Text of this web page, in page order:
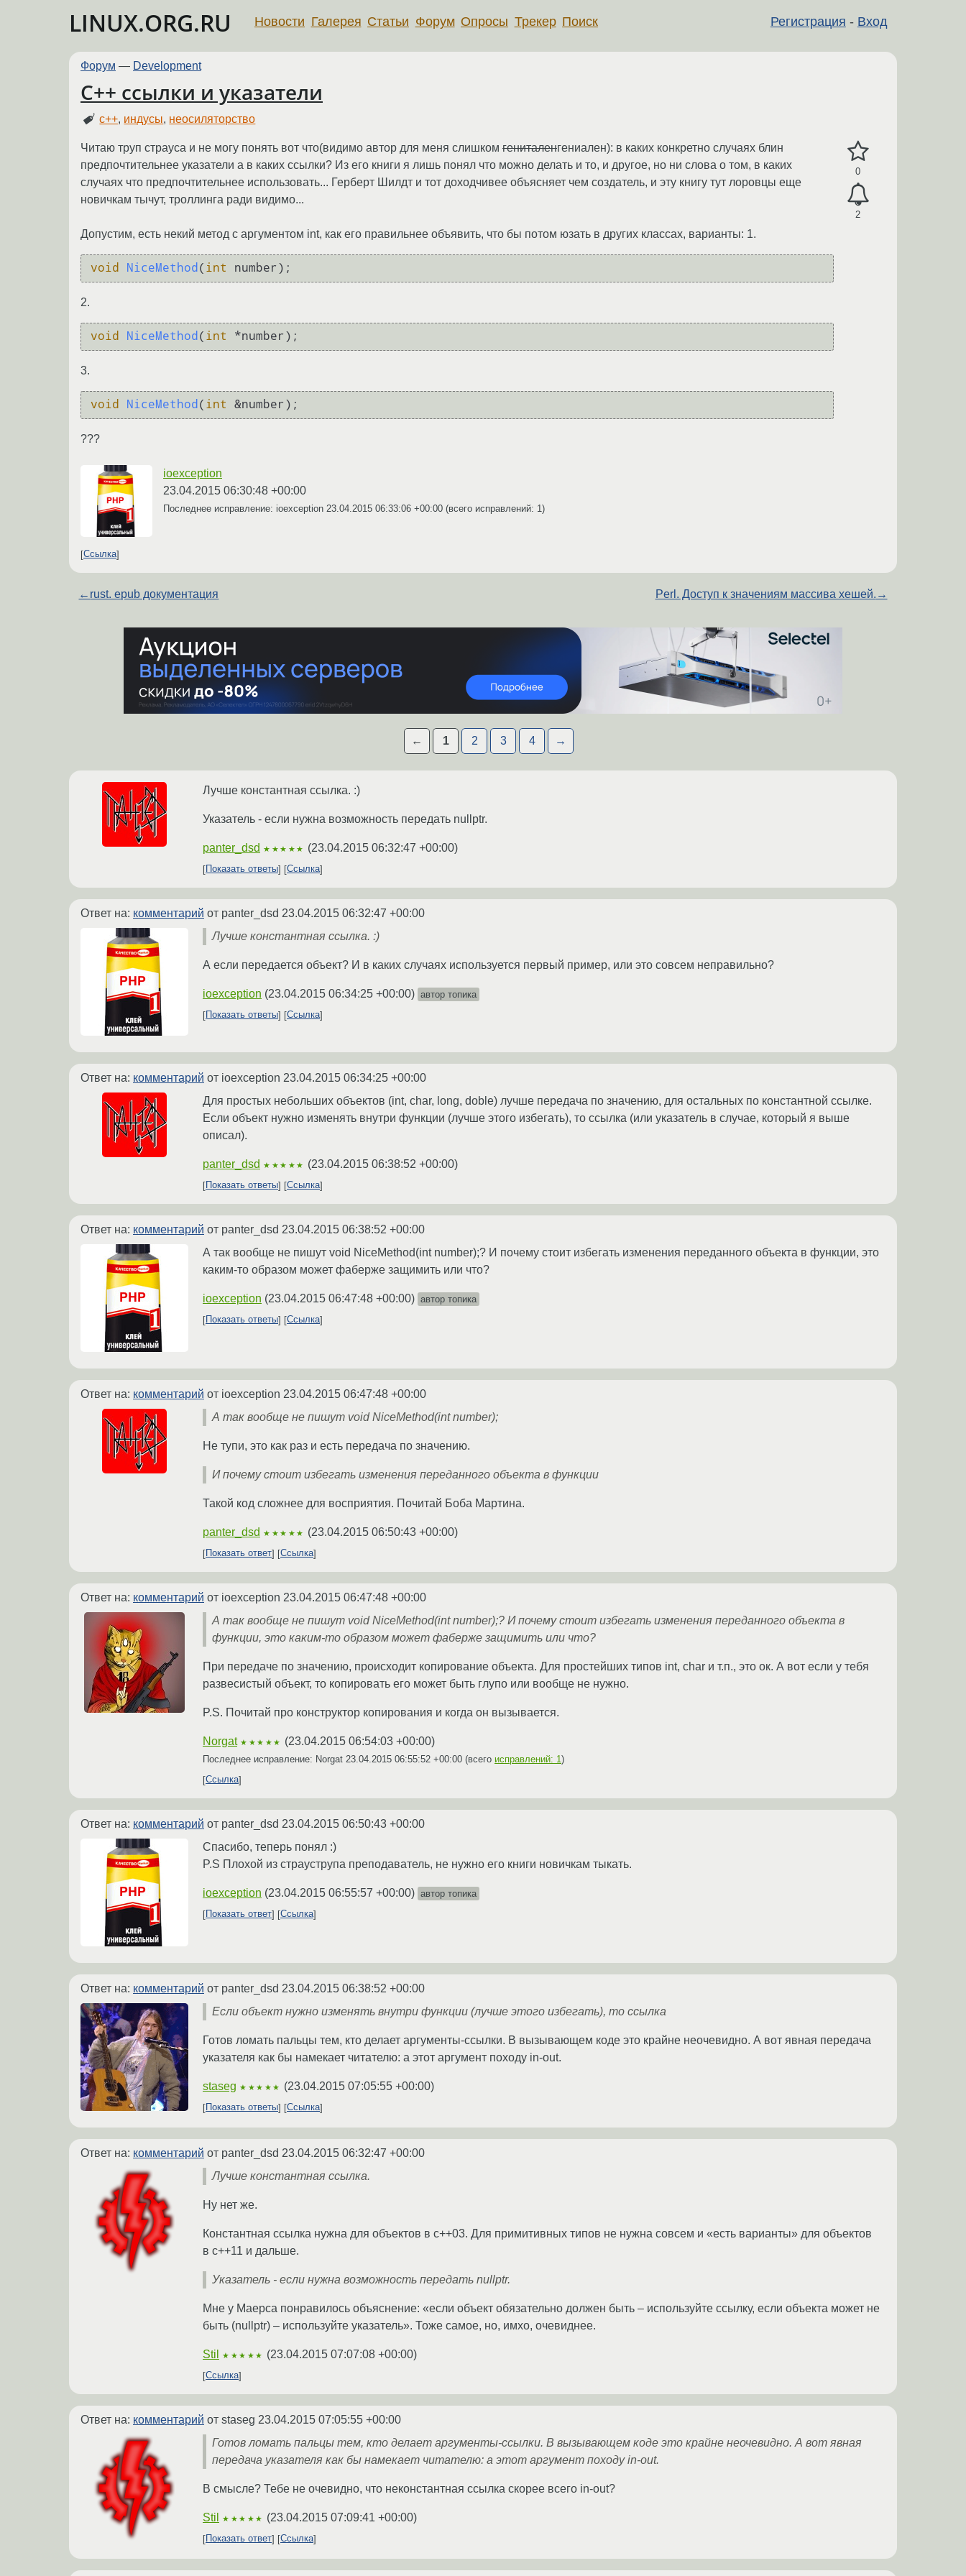
LINUX.ORG.RU Регистрация - Вход
Новости Галерея Статьи Форум Опросы Трекер Поиск
Форум — Development
C++ ссылки и указатели
c++, индусы, неосиляторство
0
2
Читаю труп страуса и не могу понять вот что(видимо автор для меня слишком гениталенгениален): в каких конкретно случаях блин
предпочтительнее указатели а в каких ссылки? Из его книги я лишь понял что можно делать и то, и другое, но ни слова о том, в каких
случаях что предпочтительнее использовать... Герберт Шилдт и тот доходчивее объясняет чем создатель, и эту книгу тут лоровцы еще
новичкам тычут, троллинга ради видимо...
Допустим, есть некий метод с аргументом int, как его правильнее объявить, что бы потом юзать в других классах, варианты: 1.
void NiceMethod ( int number) ;
2.
void NiceMethod ( int *number) ;
3.
void NiceMethod ( int &number) ;
???
ioexception
23.04.2015 06:30:48 +00:00
Последнее исправление: ioexception 23.04.2015 06:33:06 +00:00 (всего исправлений: 1)
Ссылка
← rust. epub документация Perl. Доступ к значениям массива хешей. →
← 1 2 3 4 →
Лучше константная ссылка. :)
Указатель - если нужна возможность передать nullptr.
panter_dsd ★★★★★ (23.04.2015 06:32:47 +00:00)
Показать ответы Ссылка
Ответ на: комментарий от panter_dsd 23.04.2015 06:32:47 +00:00
Лучше константная ссылка. :)
А если передается объект? И в каких случаях используется первый пример, или это совсем неправильно?
ioexception (23.04.2015 06:34:25 +00:00) автор топика
Показать ответы
Ссылка
Ответ на: комментарий от ioexception 23.04.2015 06:34:25 +00:00
Для простых небольших объектов (int, char, long, doble) лучше передача по значению, для остальных по константной ссылке.
Если объект нужно изменять внутри функции (лучше этого избегать), то ссылка (или указатель в случае, который я выше
описал).
panter_dsd ★★★★★ (23.04.2015 06:38:52 +00:00)
Показать ответы Ссылка
Ответ на: комментарий от panter_dsd 23.04.2015 06:38:52 +00:00
А так вообще не пишут void NiceMethod(int number);? И почему стоит избегать изменения переданного объекта в функции, это
каким-то образом может фаберже защимить или что?
ioexception (23.04.2015 06:47:48 +00:00) автор топика
Показать ответы
Ссылка
Ответ на: комментарий от ioexception 23.04.2015 06:47:48 +00:00
А так вообще не пишут void NiceMethod(int number);
Не тупи, это как раз и есть передача по значению.
И почему стоит избегать изменения переданного объекта в функции
Такой код сложнее для восприятия. Почитай Боба Мартина.
panter_dsd ★★★★★ (23.04.2015 06:50:43 +00:00)
Показать ответ Ссылка
Ответ на: комментарий от ioexception 23.04.2015 06:47:48 +00:00
А так вообще не пишут void NiceMethod(int number);? И почему стоит избегать изменения переданного объекта в
функции, это каким-то образом может фаберже защимить или что?
При передаче по значению, происходит копирование объекта. Для простейших типов int, char и т.п., это ок. А вот если у тебя
развесистый объект, то копировать его может быть глупо или вообще не нужно.
P.S. Почитай про конструктор копирования и когда он вызывается.
Norgat ★★★★★ (23.04.2015 06:54:03 +00:00)
Последнее исправление: Norgat 23.04.2015 06:55:52 +00:00 (всего исправлений: 1 )
Ссылка
Ответ на: комментарий от panter_dsd 23.04.2015 06:50:43 +00:00
Спасибо, теперь понял :)
P.S Плохой из страуструпа преподаватель, не нужно его книги новичкам тыкать.
ioexception (23.04.2015 06:55:57 +00:00) автор топика
Показать ответ
Ссылка
Ответ на: комментарий от panter_dsd 23.04.2015 06:38:52 +00:00
Если объект нужно изменять внутри функции (лучше этого избегать), то ссылка
Готов ломать пальцы тем, кто делает аргументы-ссылки. В вызывающем коде это крайне неочевидно. А вот явная передача
указателя как бы намекает читателю: а этот аргумент походу in-out.
staseg ★★★★★ (23.04.2015 07:05:55 +00:00)
Показать ответы Ссылка
Ответ на: комментарий от panter_dsd 23.04.2015 06:32:47 +00:00
Лучше константная ссылка.
Ну нет же.
Константная ссылка нужна для объектов в c++03. Для примитивных типов не нужна совсем и «есть варианты» для объектов
в c++11 и дальше.
Указатель - если нужна возможность передать nullptr.
Мне у Маерса понравилось объяснение: «если объект обязательно должен быть – используйте ссылку, если объекта может не
быть (nullptr) – используйте указатель». Тоже самое, но, имхо, очевиднее.
Stil ★★★★★ (23.04.2015 07:07:08 +00:00)
Ссылка
Ответ на: комментарий от staseg 23.04.2015 07:05:55 +00:00
Готов ломать пальцы тем, кто делает аргументы-ссылки. В вызывающем коде это крайне неочевидно. А вот явная
передача указателя как бы намекает читателю: а этот аргумент походу in-out.
В смысле? Тебе не очевидно, что неконстантная ссылка скорее всего in-out?
Stil ★★★★★ (23.04.2015 07:09:41 +00:00)
Показать ответ Ссылка